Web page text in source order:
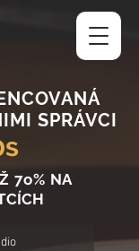
SPRÁVCI
7o% NA